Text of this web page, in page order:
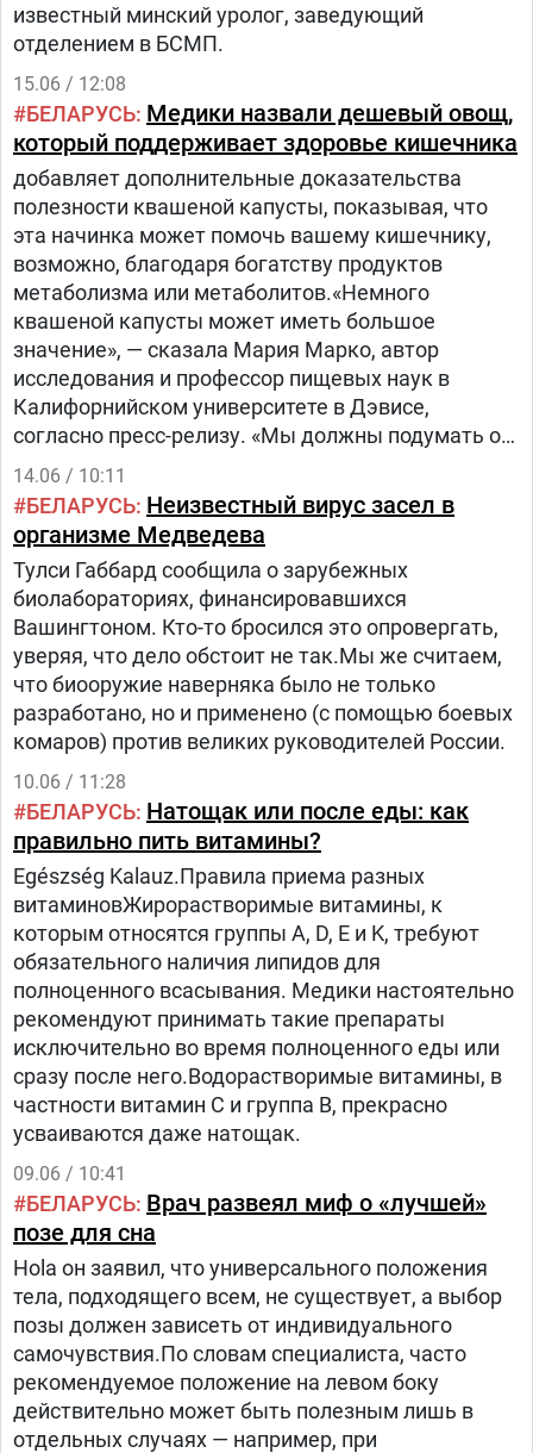
известный минский уролог, заведующий
отделением в БСМП.
15.06 / 12:08
БЕЛАРУСЬ Медики назвали дешевый овощ,
который поддерживает здоровье кишечника
добавляет дополнительные доказательства
полезности квашеной капусты, показывая, что
эта начинка может помочь вашему кишечнику,
возможно, благодаря богатству продуктов
метаболизма или метаболитов.«Немного
квашеной капусты может иметь большое
значение», — сказала Мария Марко, автор
исследования и профессор пищевых наук в
Калифорнийском университете в Дэвисе,
согласно пресс-релизу. «Мы должны подумать о
включении этих ферментированных продуктов в
наш обычный рацион, а не только в качестве
гарнира к нашим хот-догам».Квашеная капуста,
сделанная из рубленой капусты,
ферментированной в соли, полна волокон,
витаминов и минералов, которые поддерживают
организм, согласно анализу 2014 года в Integrative
Medicine &amp; Health .
14.06 / 10:11
БЕЛАРУСЬ Неизвестный вирус засел в
организме Медведева
Тулси Габбард сообщила о зарубежных
биолабораториях, финансировавшихся
Вашингтоном. Кто-то бросился это опровергать,
уверяя, что дело обстоит не так.Мы же считаем,
что биооружие наверняка было не только
разработано, но и применено (с помощью боевых
комаров) против великих руководителей России.
10.06 / 11:28
БЕЛАРУСЬ Натощак или после еды: как
правильно пить витамины?
Egészség Kalauz.Правила приема разных
витаминовЖирорастворимые витамины, к
которым относятся группы A, D, E и K, требуют
обязательного наличия липидов для
полноценного всасывания. Медики настоятельно
рекомендуют принимать такие препараты
исключительно во время полноценного еды или
сразу после него.Водорастворимые витамины, в
частности витамин C и группа B, прекрасно
усваиваются даже натощак.
09.06 / 10:41
БЕЛАРУСЬ Врач развеял миф о «лучшей»
позе для сна
Hola он заявил, что универсального положения
тела, подходящего всем, не существует, а выбор
позы должен зависеть от индивидуального
самочувствия.По словам специалиста, часто
рекомендуемое положение на левом боку
действительно может быть полезным лишь в
отдельных случаях — например, при